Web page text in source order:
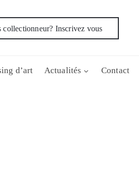
collectionneur? Inscrivez vous
d’art Actualités Contact